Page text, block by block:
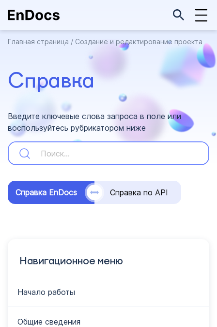
Главная страница / Создание и редактирование проекта
Справка
Введите ключевые слова запроса в поле или
воспользуйтесь рубрикатором ниже
Справка EnDocs Справка по API
Навигационное меню
Начало работы
Общие сведения